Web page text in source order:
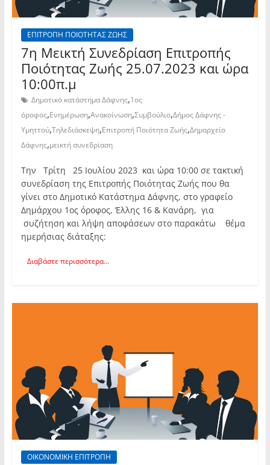
ΕΠΙΤΡΟΠΗ ΠΟΙΟΤΗΤΑΣ ΖΩΗΣ
7η Μεικτή Συνεδρίαση Επιτροπής
Ποιότητας Ζωής 25.07.2023 και ώρα
10:00π.μ
Δημοτικό κατάστημα Δάφνης,1ος
όροφος,Ενημέρωση,Ανακοίνωση,Συμβούλιο,Δήμος Δάφνης -
Υμηττού,Τηλεδιάσκεψη,Επιτροπή Ποιότητα Ζωής,Δημαρχείο
Δάφνης,μεικτή συνεδρίαση
Την Τρίτη 25 Ιουλίου 2023 και ώρα 10:00 σε τακτική
συνεδρίαση της Επιτροπής Ποιότητας Ζωής που θα
γίνει στο Δημοτικό Κατάστημα Δάφνης, στο γραφείο
Δημάρχου 1ος όροφος, Έλλης 16 & Κανάρη, για
συζήτηση και λήψη αποφάσεων στο παρακάτω θέμα
ημερήσιας διάταξης:
Διαβάστε περισσότερα...
ΟΙΚΟΝΟΜΙΚΗ ΕΠΙΤΡΟΠΗ